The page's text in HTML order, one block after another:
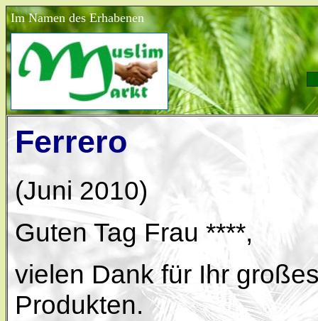
Im Namen des Erhabenen
Ferrero
(Juni 2010)
Guten Tag Frau ****,
vielen Dank für Ihr
Produkten.